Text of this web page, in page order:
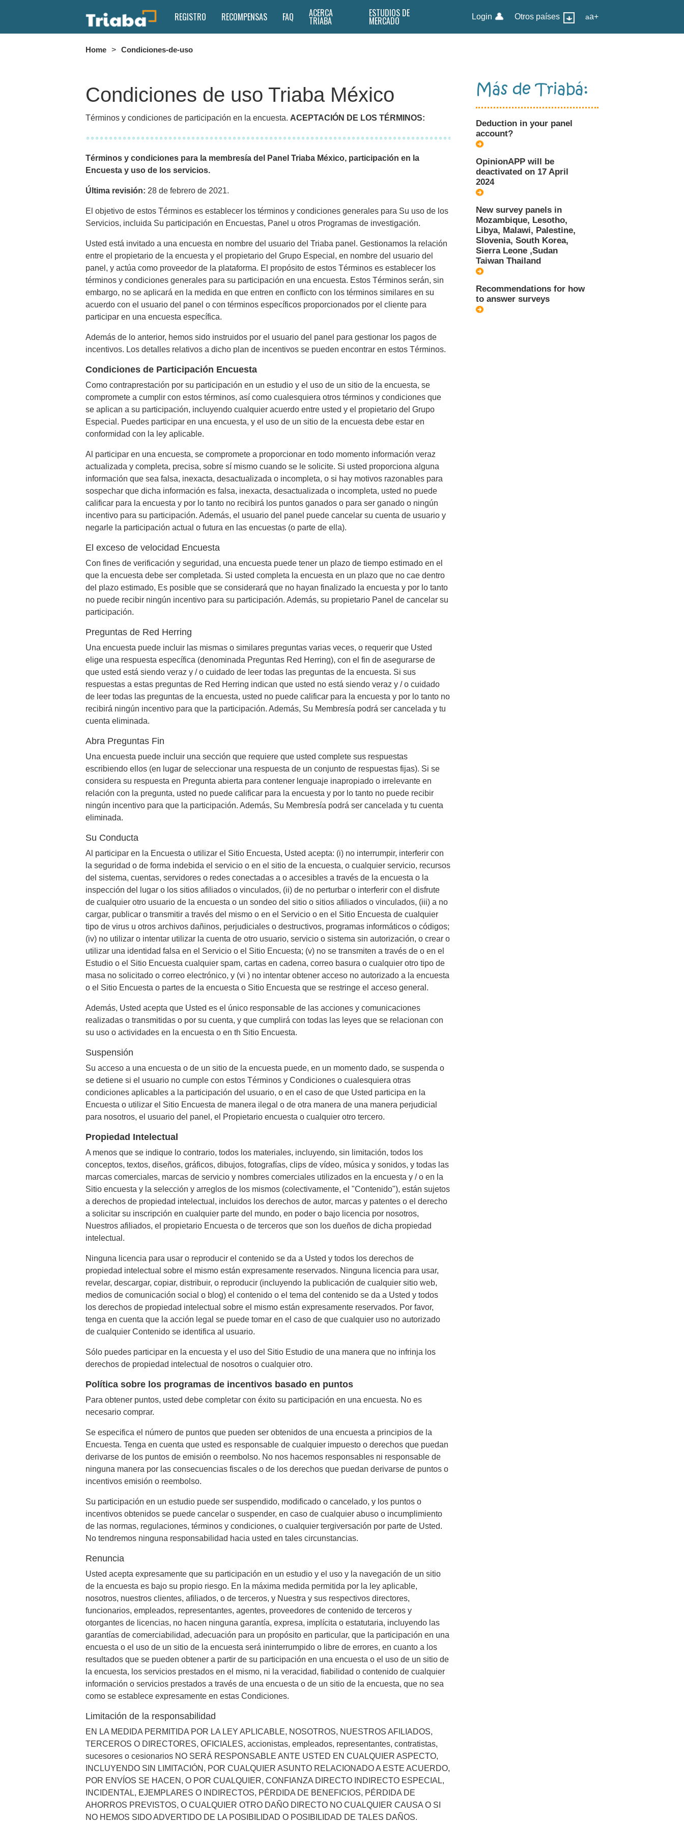
REGISTRO RECOMPENSAS FAQ ACERCA
TRIABA
ESTUDIOS DE
MERCADO Login Otros países aa+
Home > Condiciones-de-uso
Condiciones de uso Triaba México
Términos y condiciones de participación en la encuesta. ACEPTACIÓN DE LOS TÉRMINOS:
Términos y condiciones para la membresía del Panel Triaba México, participación en la
Encuesta y uso de los servicios.
Última revisión: 28 de febrero de 2021.
El objetivo de estos Términos es establecer los términos y condiciones generales para Su uso de los
Servicios, incluida Su participación en Encuestas, Panel u otros Programas de investigación.
Usted está invitado a una encuesta en nombre del usuario del Triaba panel. Gestionamos la relación
entre el propietario de la encuesta y el propietario del Grupo Especial, en nombre del usuario del
panel, y actúa como proveedor de la plataforma. El propósito de estos Términos es establecer los
términos y condiciones generales para su participación en una encuesta. Estos Términos serán, sin
embargo, no se aplicará en la medida en que entren en conflicto con los términos similares en su
acuerdo con el usuario del panel o con términos específicos proporcionados por el cliente para
participar en una encuesta específica.
Además de lo anterior, hemos sido instruidos por el usuario del panel para gestionar los pagos de
incentivos. Los detalles relativos a dicho plan de incentivos se pueden encontrar en estos Términos.
Condiciones de Participación Encuesta
Como contraprestación por su participación en un estudio y el uso de un sitio de la encuesta, se
compromete a cumplir con estos términos, así como cualesquiera otros términos y condiciones que
se aplican a su participación, incluyendo cualquier acuerdo entre usted y el propietario del Grupo
Especial. Puedes participar en una encuesta, y el uso de un sitio de la encuesta debe estar en
conformidad con la ley aplicable.
Al participar en una encuesta, se compromete a proporcionar en todo momento información veraz
actualizada y completa, precisa, sobre sí mismo cuando se le solicite. Si usted proporciona alguna
información que sea falsa, inexacta, desactualizada o incompleta, o si hay motivos razonables para
sospechar que dicha información es falsa, inexacta, desactualizada o incompleta, usted no puede
calificar para la encuesta y por lo tanto no recibirá los puntos ganados o para ser ganado o ningún
incentivo para su participación. Además, el usuario del panel puede cancelar su cuenta de usuario y
negarle la participación actual o futura en las encuestas (o parte de ella).
El exceso de velocidad Encuesta
Con fines de verificación y seguridad, una encuesta puede tener un plazo de tiempo estimado en el
que la encuesta debe ser completada. Si usted completa la encuesta en un plazo que no cae dentro
del plazo estimado, Es posible que se considerará que no hayan finalizado la encuesta y por lo tanto
no puede recibir ningún incentivo para su participación. Además, su propietario Panel de cancelar su
participación.
Preguntas de Red Herring
Una encuesta puede incluir las mismas o similares preguntas varias veces, o requerir que Usted
elige una respuesta específica (denominada Preguntas Red Herring), con el fin de asegurarse de
que usted está siendo veraz y / o cuidado de leer todas las preguntas de la encuesta. Si sus
respuestas a estas preguntas de Red Herring indican que usted no está siendo veraz y / o cuidado
de leer todas las preguntas de la encuesta, usted no puede calificar para la encuesta y por lo tanto no
recibirá ningún incentivo para que la participación. Además, Su Membresía podrá ser cancelada y tu
cuenta eliminada.
Abra Preguntas Fin
Una encuesta puede incluir una sección que requiere que usted complete sus respuestas
escribiendo ellos (en lugar de seleccionar una respuesta de un conjunto de respuestas fijas). Si se
considera su respuesta en Pregunta abierta para contener lenguaje inapropiado o irrelevante en
relación con la pregunta, usted no puede calificar para la encuesta y por lo tanto no puede recibir
ningún incentivo para que la participación. Además, Su Membresía podrá ser cancelada y tu cuenta
eliminada.
Su Conducta
Al participar en la Encuesta o utilizar el Sitio Encuesta, Usted acepta: (i) no interrumpir, interferir con
la seguridad o de forma indebida el servicio o en el sitio de la encuesta, o cualquier servicio, recursos
del sistema, cuentas, servidores o redes conectadas a o accesibles a través de la encuesta o la
inspección del lugar o los sitios afiliados o vinculados, (ii) de no perturbar o interferir con el disfrute
de cualquier otro usuario de la encuesta o un sondeo del sitio o sitios afiliados o vinculados, (iii) a no
cargar, publicar o transmitir a través del mismo o en el Servicio o en el Sitio Encuesta de cualquier
tipo de virus u otros archivos dañinos, perjudiciales o destructivos, programas informáticos o códigos;
(iv) no utilizar o intentar utilizar la cuenta de otro usuario, servicio o sistema sin autorización, o crear o
utilizar una identidad falsa en el Servicio o el Sitio Encuesta; (v) no se transmiten a través de o en el
Estudio o el Sitio Encuesta cualquier spam, cartas en cadena, correo basura o cualquier otro tipo de
masa no solicitado o correo electrónico, y (vi ) no intentar obtener acceso no autorizado a la encuesta
o el Sitio Encuesta o partes de la encuesta o Sitio Encuesta que se restringe el acceso general.
Además, Usted acepta que Usted es el único responsable de las acciones y comunicaciones
realizadas o transmitidas o por su cuenta, y que cumplirá con todas las leyes que se relacionan con
su uso o actividades en la encuesta o en th Sitio Encuesta.
Suspensión
Su acceso a una encuesta o de un sitio de la encuesta puede, en un momento dado, se suspenda o
se detiene si el usuario no cumple con estos Términos y Condiciones o cualesquiera otras
condiciones aplicables a la participación del usuario, o en el caso de que Usted participa en la
Encuesta o utilizar el Sitio Encuesta de manera ilegal o de otra manera de una manera perjudicial
para nosotros, el usuario del panel, el Propietario encuesta o cualquier otro tercero.
Propiedad Intelectual
A menos que se indique lo contrario, todos los materiales, incluyendo, sin limitación, todos los
conceptos, textos, diseños, gráficos, dibujos, fotografías, clips de vídeo, música y sonidos, y todas las
marcas comerciales, marcas de servicio y nombres comerciales utilizados en la encuesta y / o en la
Sitio encuesta y la selección y arreglos de los mismos (colectivamente, el "Contenido"), están sujetos
a derechos de propiedad intelectual, incluidos los derechos de autor, marcas y patentes o el derecho
a solicitar su inscripción en cualquier parte del mundo, en poder o bajo licencia por nosotros,
Nuestros afiliados, el propietario Encuesta o de terceros que son los dueños de dicha propiedad
intelectual.
Ninguna licencia para usar o reproducir el contenido se da a Usted y todos los derechos de
propiedad intelectual sobre el mismo están expresamente reservados. Ninguna licencia para usar,
revelar, descargar, copiar, distribuir, o reproducir (incluyendo la publicación de cualquier sitio web,
medios de comunicación social o blog) el contenido o el tema del contenido se da a Usted y todos
los derechos de propiedad intelectual sobre el mismo están expresamente reservados. Por favor,
tenga en cuenta que la acción legal se puede tomar en el caso de que cualquier uso no autorizado
de cualquier Contenido se identifica al usuario.
Sólo puedes participar en la encuesta y el uso del Sitio Estudio de una manera que no infrinja los
derechos de propiedad intelectual de nosotros o cualquier otro.
Política sobre los programas de incentivos basado en puntos
Para obtener puntos, usted debe completar con éxito su participación en una encuesta. No es
necesario comprar.
Se especifica el número de puntos que pueden ser obtenidos de una encuesta a principios de la
Encuesta. Tenga en cuenta que usted es responsable de cualquier impuesto o derechos que puedan
derivarse de los puntos de emisión o reembolso. No nos hacemos responsables ni responsable de
ninguna manera por las consecuencias fiscales o de los derechos que puedan derivarse de puntos o
incentivos emisión o reembolso.
Su participación en un estudio puede ser suspendido, modificado o cancelado, y los puntos o
incentivos obtenidos se puede cancelar o suspender, en caso de cualquier abuso o incumplimiento
de las normas, regulaciones, términos y condiciones, o cualquier tergiversación por parte de Usted.
No tendremos ninguna responsabilidad hacia usted en tales circunstancias.
Renuncia
Usted acepta expresamente que su participación en un estudio y el uso y la navegación de un sitio
de la encuesta es bajo su propio riesgo. En la máxima medida permitida por la ley aplicable,
nosotros, nuestros clientes, afiliados, o de terceros, y Nuestra y sus respectivos directores,
funcionarios, empleados, representantes, agentes, proveedores de contenido de terceros y
otorgantes de licencias, no hacen ninguna garantía, expresa, implícita o estatutaria, incluyendo las
garantías de comerciabilidad, adecuación para un propósito en particular, que la participación en una
encuesta o el uso de un sitio de la encuesta será ininterrumpido o libre de errores, en cuanto a los
resultados que se pueden obtener a partir de su participación en una encuesta o el uso de un sitio de
la encuesta, los servicios prestados en el mismo, ni la veracidad, fiabilidad o contenido de cualquier
información o servicios prestados a través de una encuesta o de un sitio de la encuesta, que no sea
como se establece expresamente en estas Condiciones.
Limitación de la responsabilidad
EN LA MEDIDA PERMITIDA POR LA LEY APLICABLE, NOSOTROS, NUESTROS AFILIADOS,
TERCEROS O DIRECTORES, OFICIALES, accionistas, empleados, representantes, contratistas,
sucesores o cesionarios NO SERÁ RESPONSABLE ANTE USTED EN CUALQUIER ASPECTO,
INCLUYENDO SIN LIMITACIÓN, POR CUALQUIER ASUNTO RELACIONADO A ESTE ACUERDO,
POR ENVÍOS SE HACEN, O POR CUALQUIER, CONFIANZA DIRECTO INDIRECTO ESPECIAL,
INCIDENTAL, EJEMPLARES O INDIRECTOS, PÉRDIDA DE BENEFICIOS, PÉRDIDA DE
AHORROS PREVISTOS, O CUALQUIER OTRO DAÑO DIRECTO NO CUALQUIER CAUSA O SI
NO HEMOS SIDO ADVERTIDO DE LA POSIBILIDAD O POSIBILIDAD DE TALES DAÑOS.
Más de Triabá:
Deduction in your panel
account?
OpinionAPP will be
deactivated on 17 April
2024
New survey panels in
Mozambique, Lesotho,
Libya, Malawi, Palestine,
Slovenia, South Korea,
Sierra Leone ,Sudan
Taiwan Thailand
Recommendations for how
to answer surveys